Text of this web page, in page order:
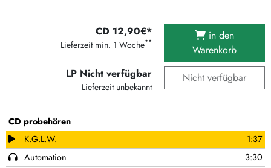
CD probehören
K.G.L.W.
1:37
Automation
3:30
CD 12,90€*
Lieferzeit min. 1 Woche**
in den
Warenkorb
LP Nicht verfügbar
Lieferzeit unbekannt
Nicht verfügbar